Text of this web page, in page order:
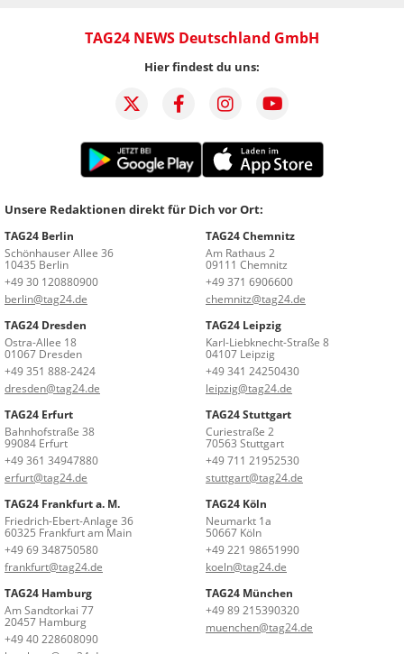
TAG24 NEWS Deutschland GmbH
Hier findest du uns:
Unsere Redaktionen direkt für Dich vor Ort:
TAG24 Berlin
Schönhauser Allee 36
10435 Berlin
+49 30 120880900
berlin@tag24.de
TAG24 Chemnitz
Am Rathaus 2
09111 Chemnitz
+49 371 6906600
chemnitz@tag24.de
TAG24 Dresden
Ostra-Allee 18
01067 Dresden
+49 351 888-2424
dresden@tag24.de
TAG24 Leipzig
Karl-Liebknecht-Straße 8
04107 Leipzig
+49 341 24250430
leipzig@tag24.de
TAG24 Erfurt
Bahnhofstraße 38
99084 Erfurt
+49 361 34947880
erfurt@tag24.de
TAG24 Stuttgart
Curiestraße 2
70563 Stuttgart
+49 711 21952530
stuttgart@tag24.de
TAG24 Frankfurt a. M.
Friedrich-Ebert-Anlage 36
60325 Frankfurt am Main
+49 69 348750580
frankfurt@tag24.de
TAG24 Köln
Neumarkt 1a
50667 Köln
+49 221 98651990
koeln@tag24.de
TAG24 Hamburg
Am Sandtorkai 77
20457 Hamburg
+49 40 228608090
TAG24 München
+49 89 215390320
muenchen@tag24.de